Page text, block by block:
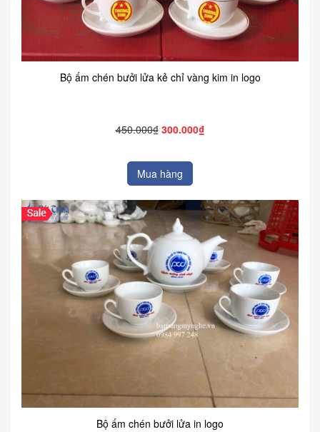
Bộ ấm chén bưởi lửa kẻ chỉ vàng kim in logo
450.000₫ 300.000₫
Mua hàng
Bộ ấm chén bưởi lửa in logo